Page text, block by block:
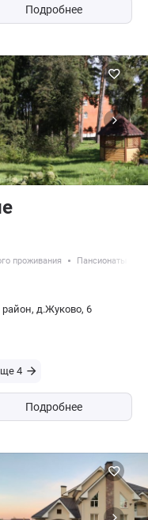
Подробнее
проживания Пансионаты с
д.Жуково, 6
4
Подробнее